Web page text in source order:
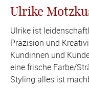
Ulrike
Ulrike ist
Präzision und
Kundinnen und
eine frische Farbe/
Styling alles ist